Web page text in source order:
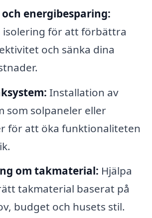
energibesparing:
isolering för att förbättra
och sänka dina
Installation av
som solpaneler eller
för att öka funktionaliteten
om takmaterial: Hjälpa
takmaterial baserat på
budget och husets stil.